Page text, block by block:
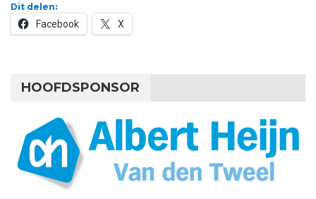
Dit delen:
Facebook X
HOOFDSPONSOR